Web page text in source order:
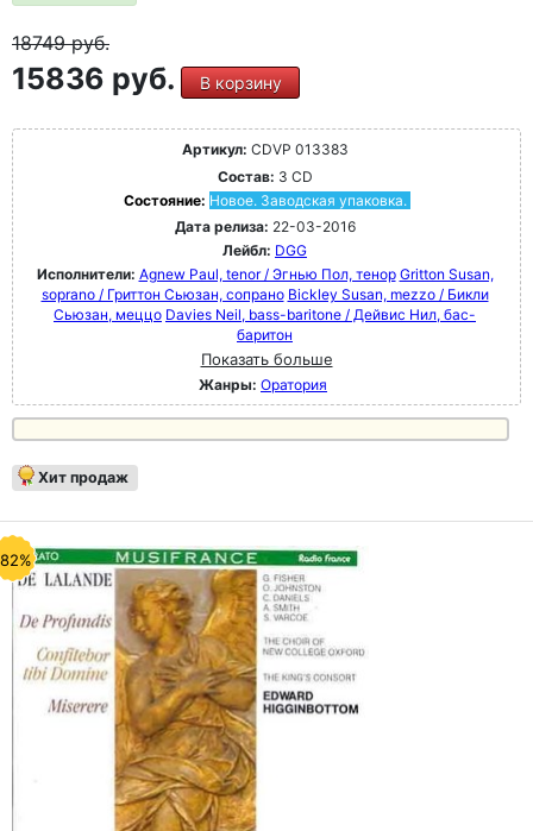
18749руб.
15836 руб. В корзину
Артикул: CDVP 013383
Состав: 3 CD
Состояние: Новое. Заводская упаковка.
Дата релиза: 22-03-2016
Лейбл: DGG
Исполнители: Agnew Paul, tenor / Эгнью Пол, тенор Gritton Susan,
soprano / Гриттон Сьюзан, сопрано Bickley Susan, mezzo / Бикли
Сьюзан, меццо Davies Neil, bass-baritone / Дейвис Нил, бас-
баритон
Показать больше
Жанры: Оратория
Хит продаж